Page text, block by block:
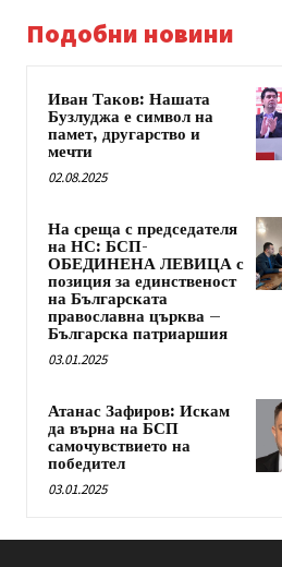
Подобни новини
Иван Таков: Нашата
Бузлуджа е символ на
памет, другарство и
мечти
02.08.2025
На среща с председателя
на НС: БСП-
ОБЕДИНЕНА ЛЕВИЦА с
позиция за единственост
на Българската
православна църква –
Българска патриаршия
03.01.2025
Атанас Зафиров: Искам
да върна на БСП
самочувствието на
победител
03.01.2025